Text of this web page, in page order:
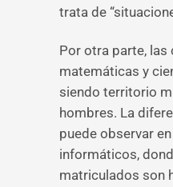
trata de
Por otra parte, las
matemáticas y
siendo territorio
hombres. La
puede observar
informáticos,
matriculados son